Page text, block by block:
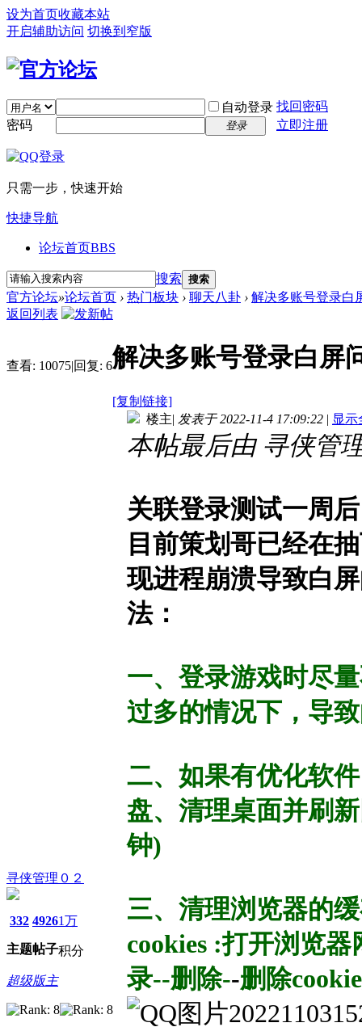
设为首页收藏本站
开启辅助访问 切换到窄版
自动登录 找回密码
密码
登录 立即注册
只需一步，快速开始
快捷导航
论坛首页BBS
搜索 搜索
官方论坛»论坛首页 › 热门板块 › 聊天八卦 › 解决多账号登录白
返回列表
查看: 10075|回复: 6解决多账号登录白屏
[复制链接]
寻侠管理０２
332
主题
4926
帖子
1万
积分
超级版主
楼主| 发表于 2022-11-4 17:09:22 | 显示
本帖最后由 寻侠管
关联登录测试一周
目前策划哥已经在
现进程崩溃导致白屏
法：
一、登录游戏时尽
过多的情况下，导
二、如果有优化软
盘、清理桌面并刷
钟)
三、清理浏览器的
cookies :打开浏览
录--删除--删除